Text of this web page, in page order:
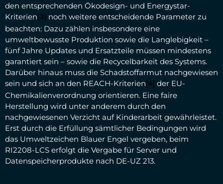
den entsprechenden Ökodesign- und Energystar-
Kriterien [3]
noch weitere entscheidende Parameter zu
beachten: Dazu zählen insbesondere eine
umweltbewusste Produktion sowie die Langlebigkeit –
fünf Jahre Updates und Ersatzteile müssen mindestens
garantiert sein – sowie die Recycelbarkeit des Systems.
Darüber hinaus muss die Schadstoffarmut nachgewiesen
sein und sich an den REACH-Kriterien [4]
der EU-
Chemikalienverordnung orientieren. Eine faire
Herstellung wird unter anderem durch den
nachgewiesenen Verzicht auf Kinderarbeit gewährleistet.
Erst durch die Erfüllung sämtlicher Bedingungen wird
das Umweltzeichen Blauer Engel vergeben, beim
RI2208-LCS erfolgt die Vergabe für Server und
Datenspeicherprodukte nach DE-UZ 213.